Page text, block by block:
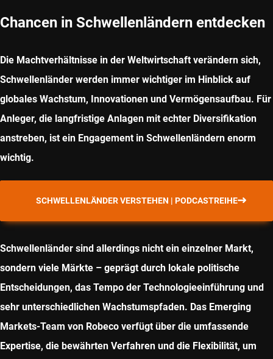
Chancen in Schwellenländern entdecken
Die Machtverhältnisse in der Weltwirtschaft verändern sich,
Schwellenländer werden immer wichtiger im Hinblick auf
globales Wachstum, Innovationen und Vermögensaufbau. Für
Anleger, die langfristige Anlagen mit echter Diversifikation
anstreben, ist ein Engagement in Schwellenländern enorm
wichtig.
SCHWELLENLÄNDER VERSTEHEN | PODCASTREIHE
Schwellenländer sind allerdings nicht ein einzelner Markt,
sondern viele Märkte – geprägt durch lokale politische
Entscheidungen, das Tempo der Technologieeinführung und
sehr unterschiedlichen Wachstumspfaden. Das Emerging
Markets-Team von Robeco verfügt über die umfassende
Expertise, die bewährten Verfahren und die Flexibilität, um